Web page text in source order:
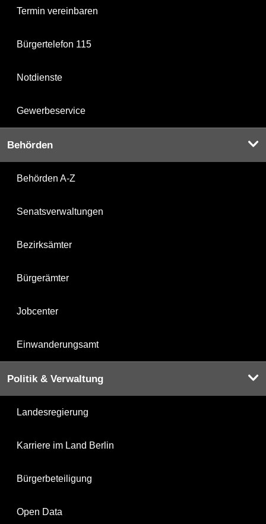
Termin vereinbaren
Bürgertelefon 115
Notdienste
Gewerbeservice
Behörden
Behörden A-Z
Senatsverwaltungen
Bezirksämter
Bürgerämter
Jobcenter
Einwanderungsamt
Politik & Verwaltung
Landesregierung
Karriere im Land Berlin
Bürgerbeteiligung
Open Data